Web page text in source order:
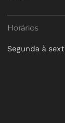
Horários
Segunda à